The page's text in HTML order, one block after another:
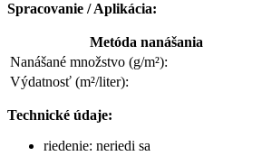
Spracovanie / Aplikácia:
Metóda nanášania
Nanášané množstvo (g/m²):
Výdatnosť (m²/liter):
Technické údaje:
riedenie: neriedi sa